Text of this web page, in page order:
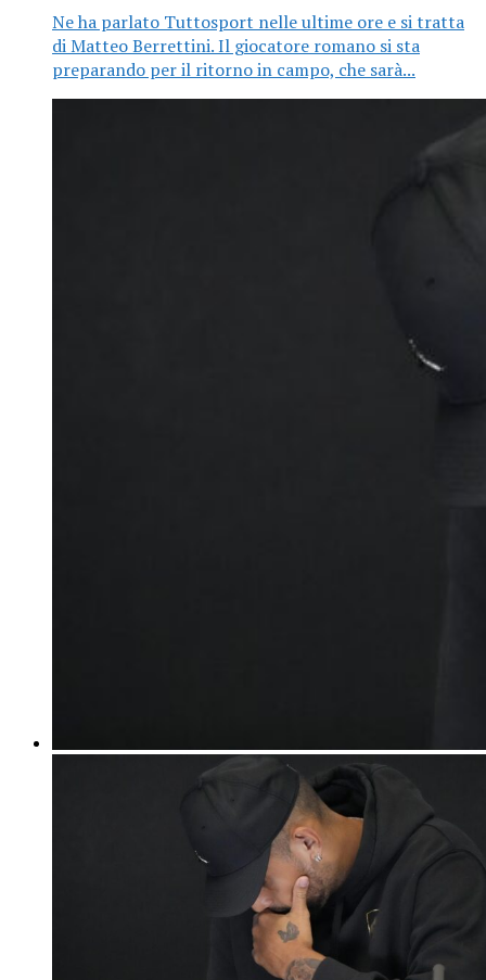
Ne ha parlato Tuttosport nelle ultime ore e si tratta
di Matteo Berrettini. Il giocatore romano si sta
preparando per il ritorno in campo, che sarà...